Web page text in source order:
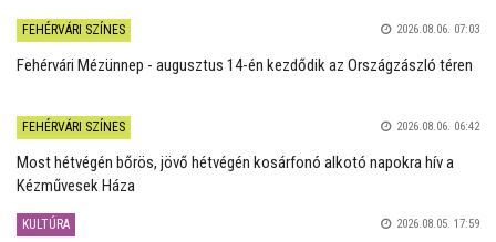
FEHÉRVÁRI SZÍNES 2026.08.06. 07:03
Fehérvári Mézünnep - augusztus 14-én kezdődik az Országzászló téren
FEHÉRVÁRI SZÍNES 2026.08.06. 06:42
Most hétvégén bőrös, jövő hétvégén kosárfonó alkotó napokra hív a
Kézművesek Háza
KULTÚRA 2026.08.05. 17:59